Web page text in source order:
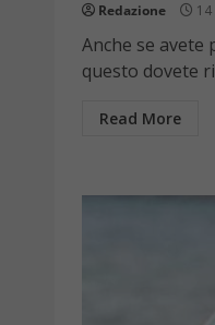
Redazione
Anche se avete
questo dovete
Read More